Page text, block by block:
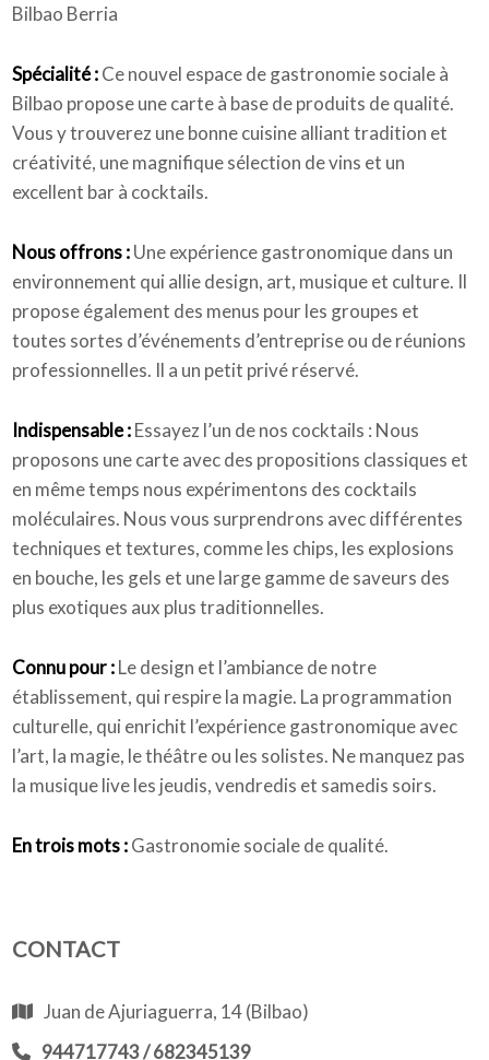
Bilbao Berria
Spécialité :Ce nouvel espace de gastronomie sociale à
Bilbao propose une carte à base de produits de qualité.
Vous y trouverez une bonne cuisine alliant tradition et
créativité, une magnifique sélection de vins et un
excellent bar à cocktails.
Nous offrons :Une expérience gastronomique dans un
environnement qui allie design, art, musique et culture. Il
propose également des menus pour les groupes et
toutes sortes d’événements d’entreprise ou de réunions
professionnelles. Il a un petit privé réservé.
Indispensable :Essayez l’un de nos cocktails : Nous
proposons une carte avec des propositions classiques et
en même temps nous expérimentons des cocktails
moléculaires. Nous vous surprendrons avec différentes
techniques et textures, comme les chips, les explosions
en bouche, les gels et une large gamme de saveurs des
plus exotiques aux plus traditionnelles.
Connu pour :Le design et l’ambiance de notre
établissement, qui respire la magie. La programmation
culturelle, qui enrichit l’expérience gastronomique avec
l’art, la magie, le théâtre ou les solistes. Ne manquez pas
la musique live les jeudis, vendredis et samedis soirs.
En trois mots :Gastronomie sociale de qualité.
CONTACT
Juan de Ajuriaguerra, 14 (Bilbao)
944717743 / 682345139